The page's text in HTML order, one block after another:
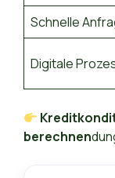
Schnelle
Digitale
berechnen